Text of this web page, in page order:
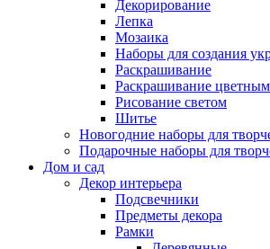
Декорирование
Лепка
Мозаика
Наборы для создания
Раскрашивание
Раскрашивание
Рисование светом
Шитье
Новогодние наборы для
Подарочные наборы для
Дом и сад
Декор интерьера
Подсвечники
Предметы декора
Рамки